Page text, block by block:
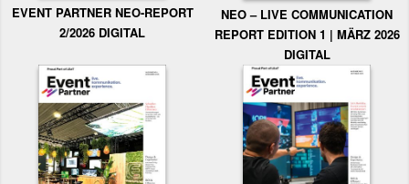
EVENT PARTNER NEO-REPORT
2/2026 DIGITAL
NEO – LIVE COMMUNICATION
REPORT EDITION 1 | MÄRZ 2026
DIGITAL